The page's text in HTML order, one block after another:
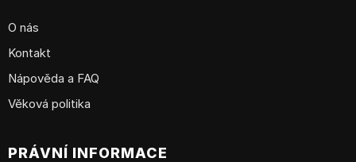
O nás
Kontakt
Nápověda a FAQ
Věková politika
PRÁVNÍ INFORMACE